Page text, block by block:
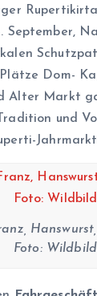
September,
Dom-
Alter Markt
und
Foto: Wildbild